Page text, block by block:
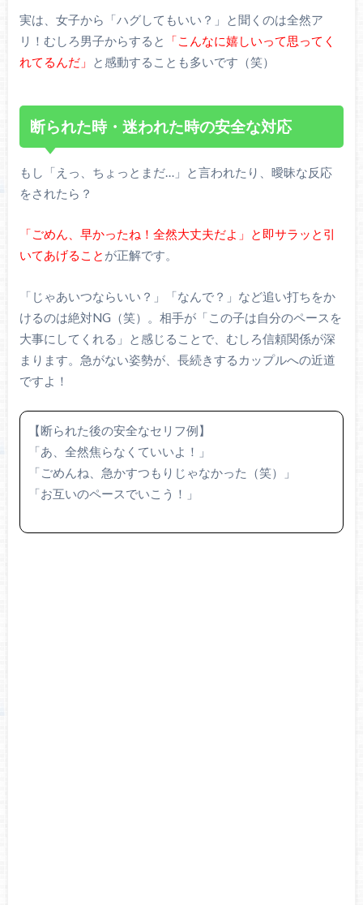
実は、女子から「ハグしてもいい？」と聞くのは全然ア
リ！むしろ男子からすると
「こんなに嬉しいって思ってく
れてるんだ」
と感動することも多いです（笑）
断られた時・迷われた時の安全な対応
もし「えっ、ちょっとまだ…」と言われたり、曖昧な反応
をされたら？
「ごめん、早かったね！全然大丈夫だよ」と即サラッと引
いてあげること が正解です。
「じゃあいつならいい？」「なんで？」など追い打ちをか
けるのは絶対NG（笑）。相手が「この子は自分のペースを
大事にしてくれる」と感じることで、むしろ信頼関係が深
まります。急がない姿勢が、長続きするカップルへの近道
ですよ！
【断られた後の安全なセリフ例】
「あ、全然焦らなくていいよ！」
「ごめんね、急かすつもりじゃなかった（笑）」
「お互いのペースでいこう！」